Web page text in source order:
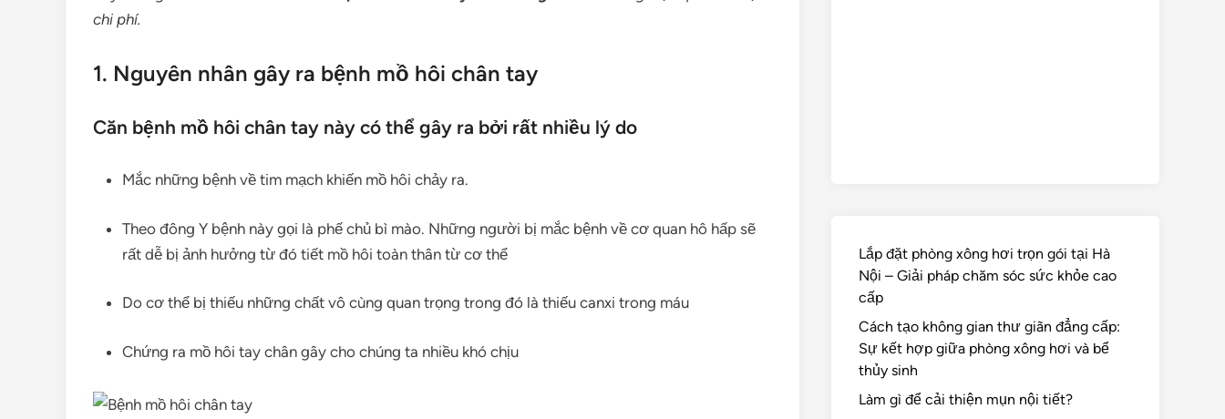
chi phí.
1. Nguyên nhân gây ra bệnh mồ hôi chân tay
Căn bệnh mồ hôi chân tay này có thể gây ra bởi rất nhiều lý do
Mắc những bệnh về tim mạch khiến mồ hôi chảy ra.
Theo đông Y bệnh này gọi là phế chủ bì mào. Những người bị mắc bệnh về cơ quan hô hấp sẽ
rất dễ bị ảnh hưởng từ đó tiết mồ hôi toàn thân từ cơ thể
Do cơ thể bị thiếu những chất vô cùng quan trọng trong đó là thiếu canxi trong máu
Chứng ra mồ hôi tay chân gây cho chúng ta nhiều khó chịu
Lắp đặt phòng xông hơi trọn gói tại Hà
Nội – Giải pháp chăm sóc sức khỏe cao
cấp
Cách tạo không gian thư giãn đẳng cấp:
Sự kết hợp giữa phòng xông hơi và bể
thủy sinh
Làm gì để cải thiện mụn nội tiết?